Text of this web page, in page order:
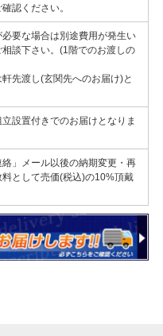
認ください。
要な場合は別途費用が発生い
談下さい。(1階でのお渡しの
先渡し(玄関先へのお届け)と
設置付きでのお届けとなりま
絡」メール以後の納期変更・再
として売価(税込)の10%頂戴